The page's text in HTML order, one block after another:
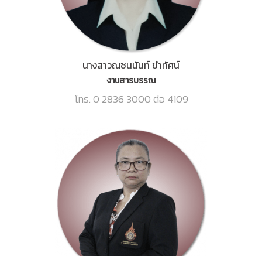
นางสาวณชนนันท์ ขำทัศน์
งานสารบรรณ
โทร. 0 2836 3000 ต่อ 4109